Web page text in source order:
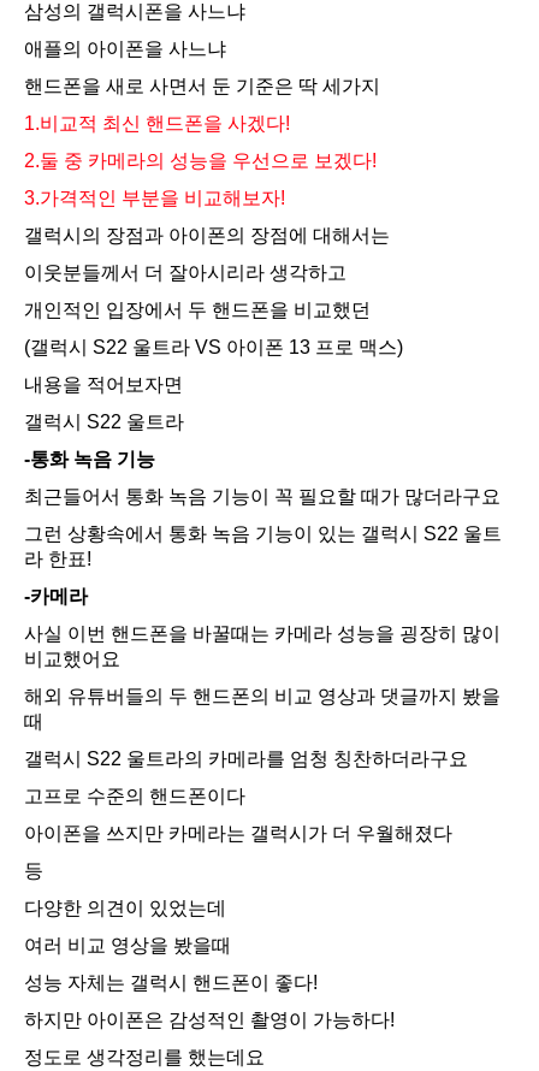
삼성의 갤럭시폰을 사느냐
애플의 아이폰을 사느냐
핸드폰을 새로 사면서 둔 기준은 딱 세가지
1.비교적 최신 핸드폰을 사겠다!
2.둘 중 카메라의 성능을 우선으로 보겠다!
3.가격적인 부분을 비교해보자!
갤럭시의 장점과 아이폰의 장점에 대해서는
이웃분들께서 더 잘아시리라 생각하고
개인적인 입장에서 두 핸드폰을 비교했던
(갤럭시 S22 울트라 VS 아이폰 13 프로 맥스)
내용을 적어보자면
갤럭시 S22 울트라
-통화 녹음 기능
최근들어서 통화 녹음 기능이 꼭 필요할 때가 많더라구요
그런 상황속에서 통화 녹음 기능이 있는 갤럭시 S22 울트
라 한표!
-카메라
사실 이번 핸드폰을 바꿀때는 카메라 성능을 굉장히 많이
비교했어요
해외 유튜버들의 두 핸드폰의 비교 영상과 댓글까지 봤을
때
갤럭시 S22 울트라의 카메라를 엄청 칭찬하더라구요
고프로 수준의 핸드폰이다
아이폰을 쓰지만 카메라는 갤럭시가 더 우월해졌다
등
다양한 의견이 있었는데
여러 비교 영상을 봤을때
성능 자체는 갤럭시 핸드폰이 좋다!
하지만 아이폰은 감성적인 촬영이 가능하다!
정도로 생각정리를 했는데요